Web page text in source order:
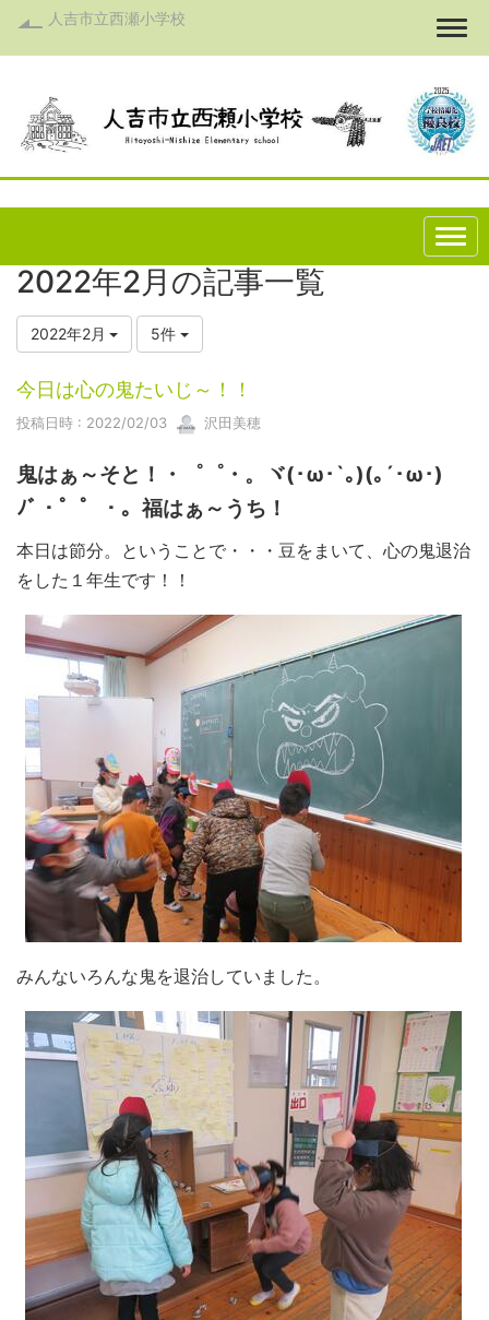
人吉市立西瀬小学校
2022年2月の記事一覧
2022年2月 5件
今日は心の鬼たいじ～！！
投稿日時 : 2022/02/03 沢田美穂
鬼はぁ～そと！・゜゜・。ヾ(･ω･`｡)(｡´･ω･)
ﾉﾞ・゜゜・。福はぁ～うち！
本日は節分。ということで・・・豆をまいて、心の鬼退治
をした１年生です！！
みんないろんな鬼を退治していました。